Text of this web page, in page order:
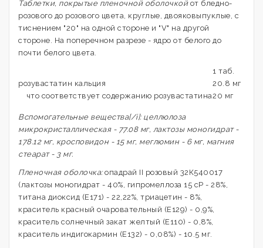
Таблетки, покрытые пленочной оболочкойот бледно-
розового до розового цвета, круглые, двояковыпуклые, с
тиснением "20" на одной стороне и "V" на другой
стороне. На поперечном разрезе - ядро от белого до
почти белого цвета.
1 таб.
розувастатин кальция
20.8 мг
что соответствует содержанию розувастатина20 мг
Вспомогательные вещества[/i]: целлюлоза
микрокристаллическая - 77.08 мг, лактозы моногидрат -
178.12 мг, кросповидон - 15 мг, меглюмин - 6 мг, магния
стеарат - 3 мг.
Пленочная оболочка:опадрай II розовый 32К540017
(лактозы моногидрат - 40%, гипромеллоза 15 сР - 28%,
титана диоксид (Е171) - 22,22%, триацетин - 8%,
краситель красный очаровательный (Е129) - 0,9%,
краситель солнечный закат желтый (Е110) - 0,8%,
краситель индигокармин (Е132) - 0,08%) - 10.5 мг.